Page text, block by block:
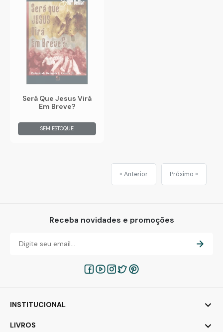
Será Que Jesus Virá
Em Breve?
SEM ESTOQUE
« Anterior Próximo »
Receba novidades e promoções
INSTITUCIONAL
LIVROS